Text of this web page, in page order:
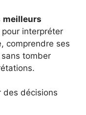
meilleurs
interpréter
comprendre ses
sans tomber
des décisions